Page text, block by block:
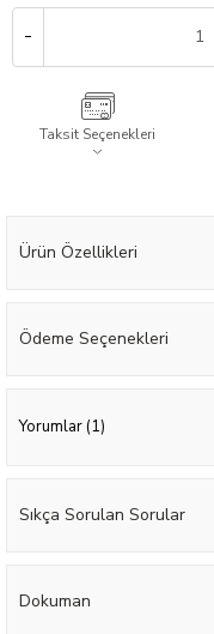
Taksit Seçenekleri
Ürün Özellikleri
Ödeme Seçenekleri
Yorumlar (1)
Sıkça Sorulan Sorular
Dokuman